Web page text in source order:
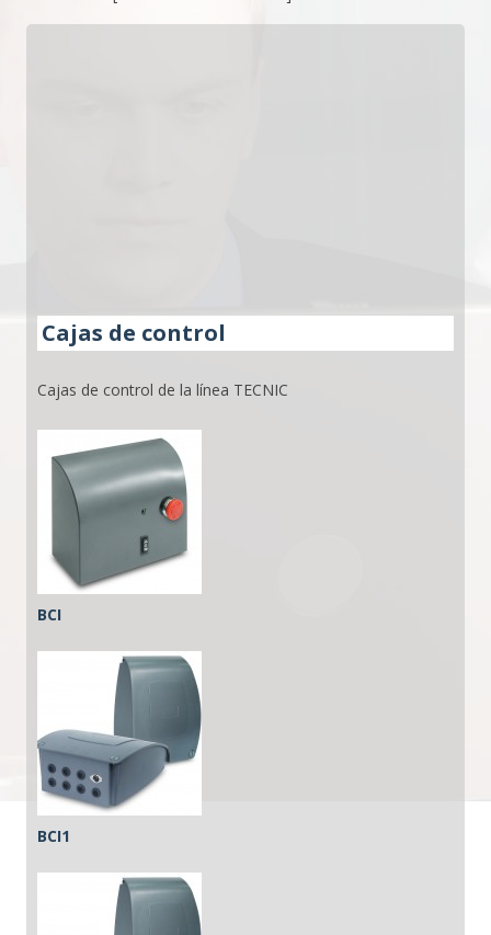
Cajas de control
Cajas de control de la línea TECNIC
BCI
BCI1